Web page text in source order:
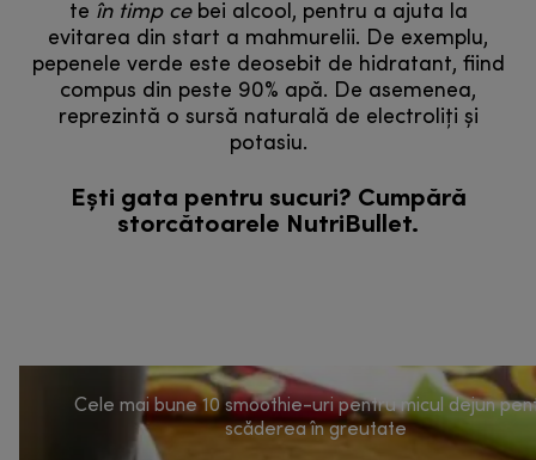
te în timp cebei alcool, pentru a ajuta la
evitarea din start a mahmurelii. De exemplu,
pepenele verde este deosebit de hidratant, fiind
compus din peste 90% apă. De asemenea,
reprezintă o sursă naturală de electroliți și
potasiu.
Ești gata pentru sucuri? Cumpără
storcătoarele NutriBullet.
Cele mai bune 10 smoothie-uri pentru micul dejun
scăderea în greutate